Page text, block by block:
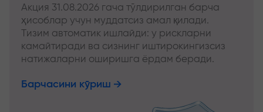
Акция 31.08.2026 гача тўлдирилган барча
ҳисоблар учун муддатсиз амал қилади.
Тизим автоматик ишлайди: у рискларни
камайтиради ва сизнинг иштирокингизсиз
натижаларни оширишга ёрдам беради.
Барчасини кўриш